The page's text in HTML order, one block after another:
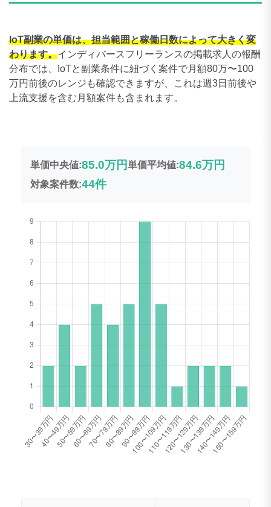
IoT副業の単価は、担当範囲と稼働日数によって大きく変
わります。インディバースフリーランスの掲載求人の報酬
分布では、IoTと副業条件に紐づく案件で月額80万〜100
万円前後のレンジも確認できますが、これは週3日前後や
上流支援を含む月額案件も含まれます。
単価中央値:85.0万円単価平均値:84.6万円
対象案件数:44件